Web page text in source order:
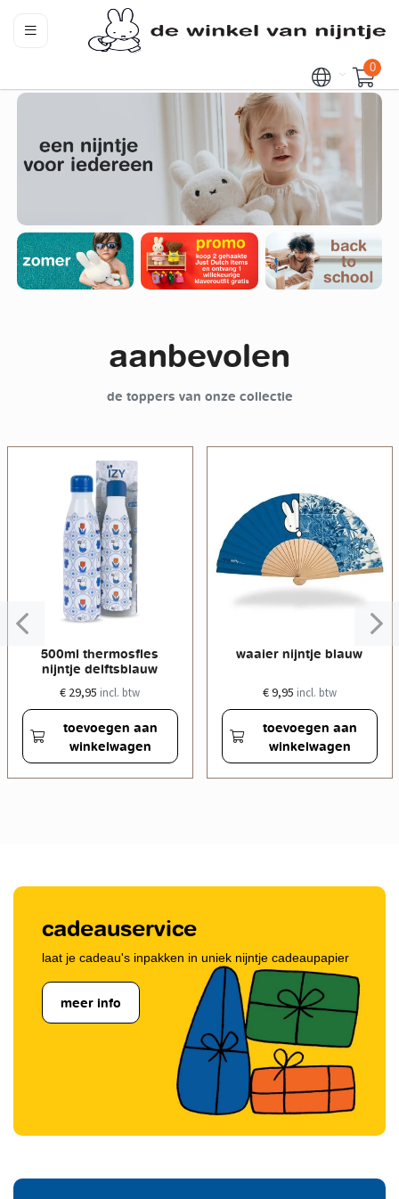
0
aanbevolen
de toppers van onze collectie
500ml thermosfles
nijntje delftsblauw
€ 29,95 incl. btw
toevoegen aan
winkelwagen
waaier nijntje blauw
€ 9,95 incl. btw
toevoegen aan
winkelwagen
cadeauservice
laat je cadeau's inpakken in uniek nijntje cadeaupapier
meer info